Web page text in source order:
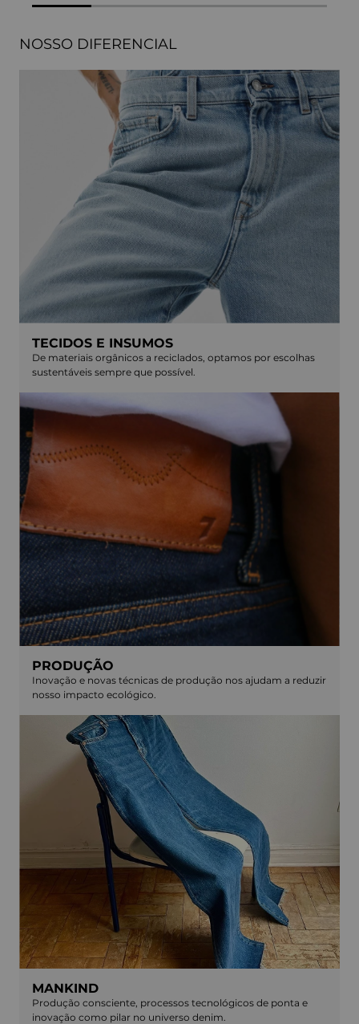
NOSSO DIFERENCIAL
TECIDOS E INSUMOS
De materiais orgânicos a reciclados, optamos por escolhas
sustentáveis sempre que possível.
PRODUÇÃO
Inovação e novas técnicas de produção nos ajudam a reduzir
nosso impacto ecológico.
MANKIND
Produção consciente, processos tecnológicos de ponta e
inovação como pilar no universo denim.